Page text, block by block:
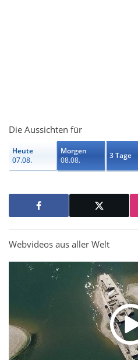
Die Aussichten für
Heute
07.08.
Morgen
08.08.
3 Tage
Webvideos aus aller Welt